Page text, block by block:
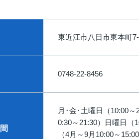
東近江市八日市東本町
0748-22-8456
月･金･土曜日（10:00
0:30～21:30）日曜日（
（4月～9月10:00～